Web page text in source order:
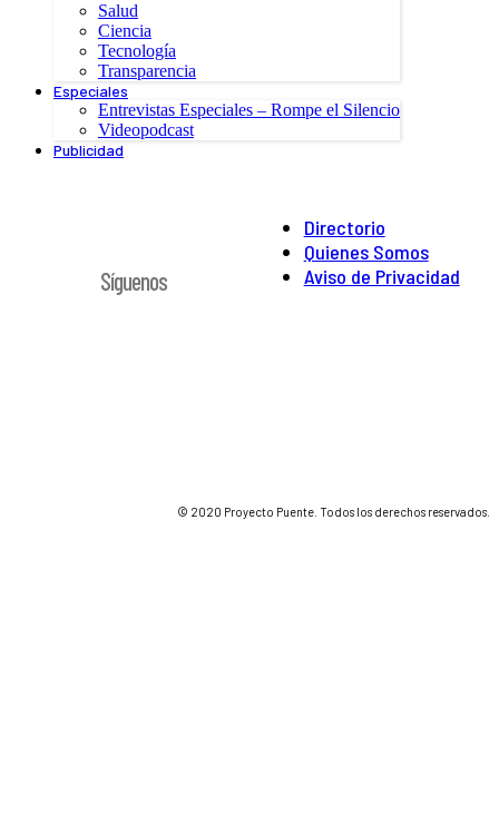
Salud
Ciencia
Tecnología
Transparencia
Especiales
Entrevistas Especiales – Rompe el Silencio
Videopodcast
Publicidad
Directorio
Quienes Somos
Aviso de Privacidad
Síguenos
© 2020 Proyecto Puente. Todos los derechos reservados.